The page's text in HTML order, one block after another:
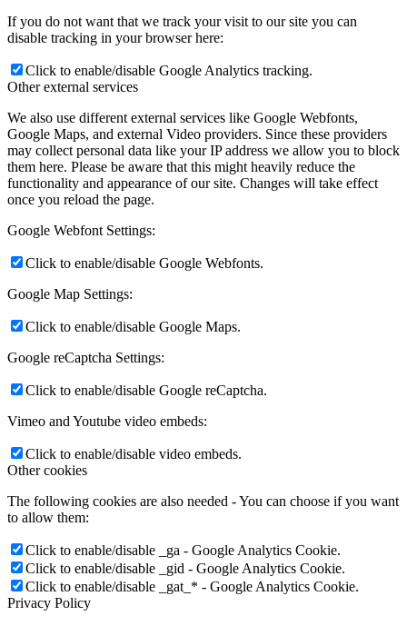
If you do not want that we track your visit to our site you can
disable tracking in your browser here:
Click to enable/disable Google Analytics tracking.
Other external services
We also use different external services like Google Webfonts,
Google Maps, and external Video providers. Since these providers
may collect personal data like your IP address we allow you to block
them here. Please be aware that this might heavily reduce the
functionality and appearance of our site. Changes will take effect
once you reload the page.
Google Webfont Settings:
Click to enable/disable Google Webfonts.
Google Map Settings:
Click to enable/disable Google Maps.
Google reCaptcha Settings:
Click to enable/disable Google reCaptcha.
Vimeo and Youtube video embeds:
Click to enable/disable video embeds.
Other cookies
The following cookies are also needed - You can choose if you want
to allow them:
Click to enable/disable _ga - Google Analytics Cookie.
Click to enable/disable _gid - Google Analytics Cookie.
Click to enable/disable _gat_* - Google Analytics Cookie.
Privacy Policy